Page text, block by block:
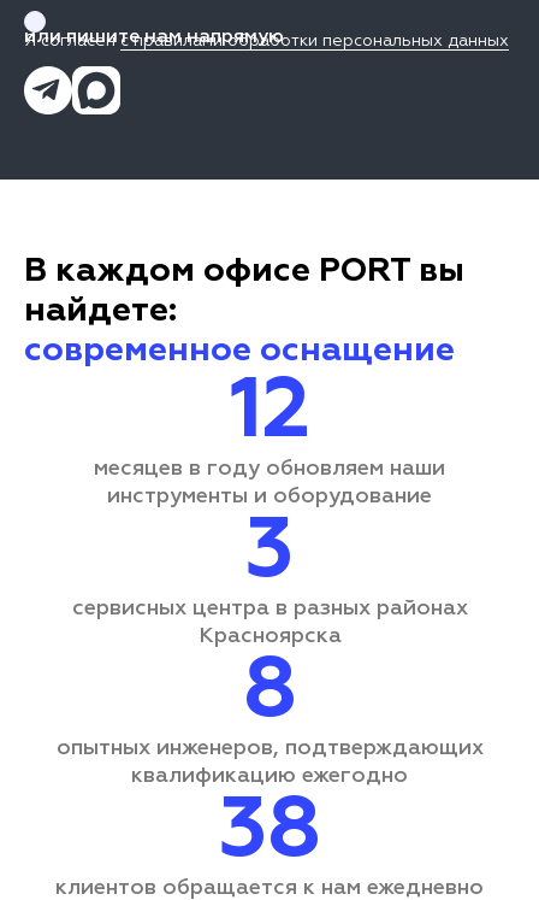
Я согласен с правилами обработки персональных данных
или пишите нам напрямую
В каждом офисе PORT вы
найдете:
современное оснащение
12
месяцев в году обновляем наши
инструменты и оборудование
3
сервисных центра в разных районах
Красноярска
8
опытных инженеров, подтверждающих
квалификацию ежегодно
38
клиентов обращается к нам ежедневно